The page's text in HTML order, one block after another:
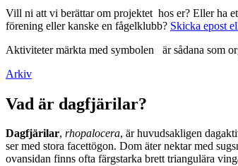
Vill ni att vi berättar om projektet hos er? Eller ha
förening eller kanske en fågelklubb? Skicka epost
Aktiviteter märkta med symbolen
är sådana som
Arkiv
Vad är dagfjärilar?
Dagfjärilar, rhopalocera, är huvudsakligen
ser med stora facettögon. Dom äter nektar med
ovansidan finns ofta färgstarka brett triangulära